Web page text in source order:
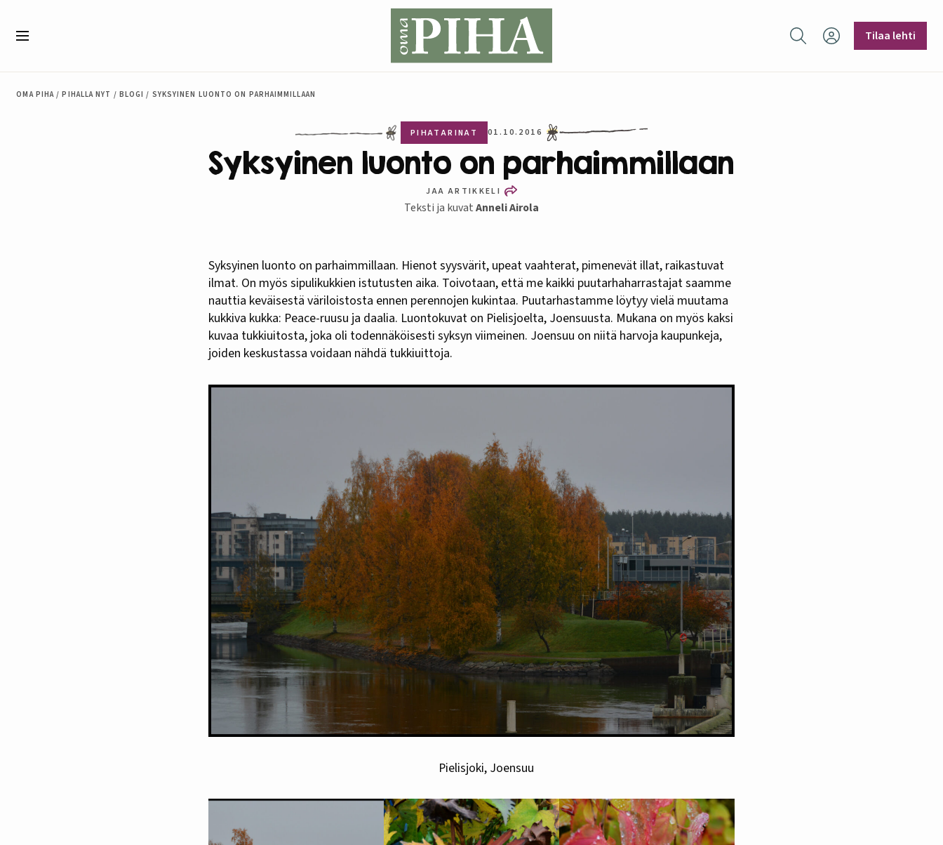
Hae sivustolta
Tilaa lehti
OMA PIHA / PIHALLA NYT / BLOGI / SYKSYINEN LUONTO ON PARHAIMMILLAAN
PIHATARINAT 01.10.2016
Syksyinen luonto on parhaimmillaan
JAA ARTIKKELI
Teksti ja kuvatAnneli Airola
Syksyinen luonto on parhaimmillaan. Hienot syysvärit, upeat vaahterat, pimenevät illat, raikastuvat
ilmat. On myös sipulikukkien istutusten aika. Toivotaan, että me kaikki puutarhaharrastajat saamme
nauttia keväisestä väriloistosta ennen perennojen kukintaa. Puutarhastamme löytyy vielä muutama
kukkiva kukka: Peace-ruusu ja daalia. Luontokuvat on Pielisjoelta, Joensuusta. Mukana on myös kaksi
kuvaa tukkiuitosta, joka oli todennäköisesti syksyn viimeinen. Joensuu on niitä harvoja kaupunkeja,
joiden keskustassa voidaan nähdä tukkiuittoja.
Pielisjoki, Joensuu